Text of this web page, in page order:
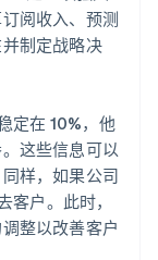
阅收入、预测
制定战略决
定在 10%，他
这些信息可以
样，如果公司
客户。此时，
整以改善客户